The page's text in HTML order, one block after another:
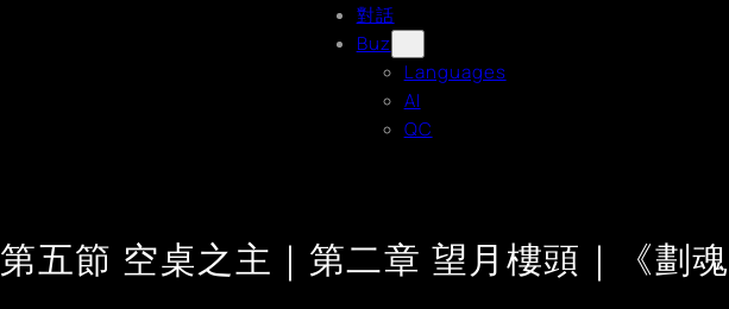
對話
Buz
Languages
AI
QC
第五節 空桌之主｜第二章 望月樓頭｜《劃